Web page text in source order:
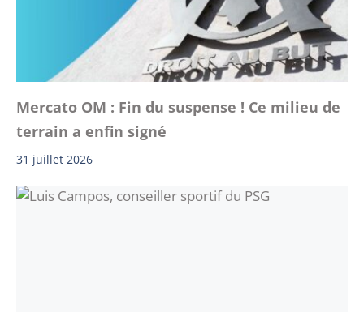
Mercato OM : Fin du suspense ! Ce milieu de
terrain a enfin signé
31 juillet 2026